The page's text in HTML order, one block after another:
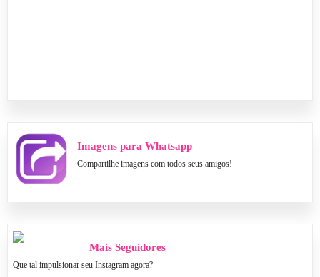
Imagens para Whatsapp
Compartilhe imagens com todos seus amigos!
Mais Seguidores
Que tal impulsionar seu Instagram agora?